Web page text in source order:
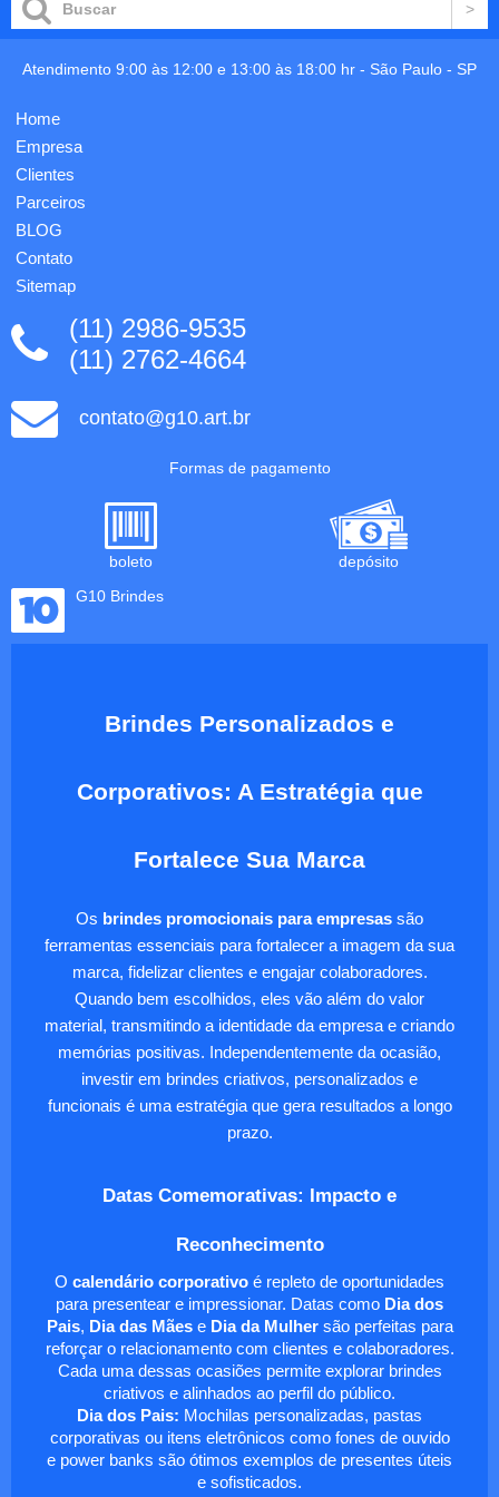
cores -
com
cap-off -
cor já
inclusa.
Atendimento 9:00 às 12:00 e 13:00 às 18:00 hr - São Paulo - SP
Home
Empresa
Clientes
Parceiros
BLOG
Contato
Sitemap
(11) 2986-9535
(11) 2762-4664
contato@g10.art.br
Formas de pagamento
boleto
depósito
G10 Brindes
Brindes Personalizados e
Corporativos: A Estratégia que
Fortalece Sua Marca
Os brindes promocionais para empresas são
ferramentas essenciais para fortalecer a imagem da sua
marca, fidelizar clientes e engajar colaboradores.
Quando bem escolhidos, eles vão além do valor
material, transmitindo a identidade da empresa e criando
memórias positivas. Independentemente da ocasião,
investir em brindes criativos, personalizados e
funcionais é uma estratégia que gera resultados a longo
prazo.
Datas Comemorativas: Impacto e
Reconhecimento
O calendário corporativo é repleto de oportunidades
para presentear e impressionar. Datas como Dia dos
Pais, Dia das Mãese Dia da Mulhersão perfeitas para
reforçar o relacionamento com clientes e colaboradores.
Cada uma dessas ocasiões permite explorar brindes
criativos e alinhados ao perfil do público.
Dia dos Pais: Mochilas personalizadas, pastas
corporativas ou itens eletrônicos como fones de ouvido
e power banks são ótimos exemplos de presentes úteis
e sofisticados.